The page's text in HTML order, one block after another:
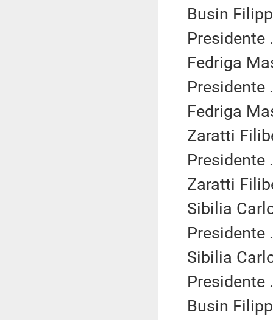
Busin
Presidente
Fedriga
Presidente
Fedriga
Zaratti
Presidente
Zaratti
Sibilia
Presidente
Sibilia
Presidente
Busin